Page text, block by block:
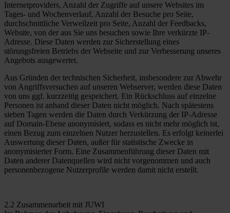
Internetproviders, Anzahl der Zugriffe auf unsere Websites im
Tages- und Wochenverlauf, Anzahl der Besuche pro Seite,
durchschnittliche Verweilzeit pro Seite, Anzahl der Feedbacks,
Website, von der aus Sie uns besuchen sowie Ihre verkürzte IP-
Adresse. Diese Daten werden zur Sicherstellung eines
störungsfreien Betriebs der Webseite und zur Verbesserung unseres
Angebots ausgewertet.
Aus Gründen der technischen Sicherheit, insbesondere zur Abwehr
von Angriffsversuchen auf unseren Webserver, werden diese Daten
von uns ggf. kurzzeitig gespeichert. Ein Rückschluss auf einzelne
Personen ist anhand dieser Daten nicht möglich. Nach spätestens
sieben Tagen werden die Daten durch Verkürzung der IP-Adresse
auf Domain-Ebene anonymisiert, sodass es nicht mehr möglich ist,
einen Bezug zum einzelnen Nutzer herzustellen. Es erfolgt keinerlei
Auswertung dieser Daten, außer für statistische Zwecke in
anonymisierter Form. Eine Zusammenführung dieser Daten mit
Daten anderer Datenquellen wird nicht vorgenommen und auch
personenbezogene Nutzerprofile werden damit nicht erstellt.
2.2 Zusammenarbeit mit JUWI